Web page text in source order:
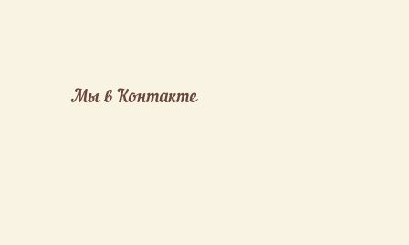
Мы в Контакте